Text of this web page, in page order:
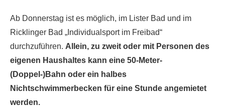
Ab Donnerstag ist es möglich, im Lister Bad und im
Ricklinger Bad „Individualsport im Freibad“
durchzuführen. Allein, zu zweit oder mit Personen des
eigenen Haushaltes kann eine 50-Meter-
(Doppel-)Bahn oder ein halbes
Nichtschwimmerbecken für eine Stunde angemietet
werden.